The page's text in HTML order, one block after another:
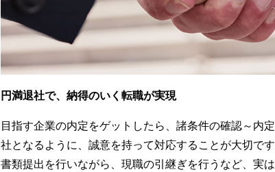
円満退社で、納得のいく転職が実現
目指す企業の内定をゲットしたら、諸条件の確認～内
社となるように、誠意を持って対応することが大切で
書類提出を行いながら、現職の引継ぎを行うなど、実